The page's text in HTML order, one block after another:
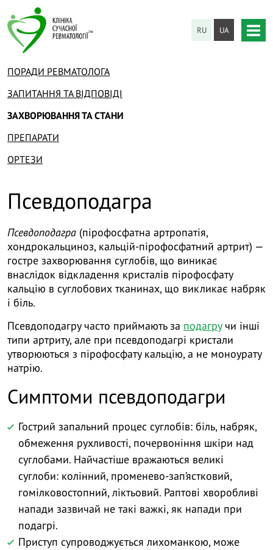
RU UA
ПОРАДИ РЕВМАТОЛОГА
ЗАПИТАННЯ ТА ВІДПОВІДІ
ЗАХВОРЮВАННЯ ТА СТАНИ
ПРЕПАРАТИ
ОРТЕЗИ
Псевдоподагра
Псевдоподагра (пірофосфатна артропатія,
хондрокальциноз, кальцій-пірофосфатний артрит) —
гостре захворювання суглобів, що виникає
внаслідок відкладення кристалів пірофосфату
кальцію в суглобових тканинах, що викликає набряк
і біль.
Псевдоподагру часто приймають за подагручи інші
типи артриту, але при псевдоподагрі кристали
утворюються з пірофосфату кальцію, а не моноурату
натрію.
Симптоми псевдоподагри
Гострий запальний процес суглобів: біль, набряк,
обмеження рухливості, почервоніння шкіри над
суглобами. Найчастіше вражаються великі
суглоби: колінний, променево-зап’ястковий,
гомілковостопний, ліктьовий. Раптові хворобливі
напади зазвичай не такі важкі, як напади при
подагрі.
Приступ супроводжується лихоманкою, може